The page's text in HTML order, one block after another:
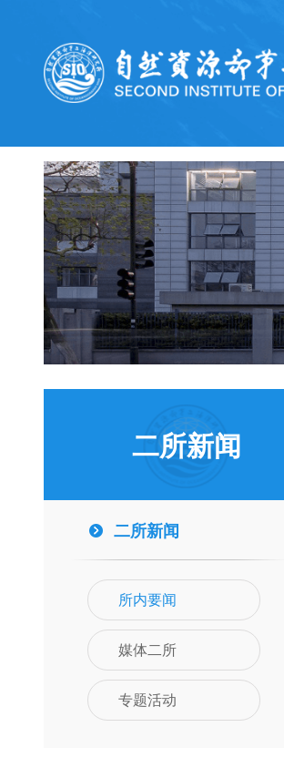
二所新闻
二所新闻
所内要闻
媒体二所
专题活动